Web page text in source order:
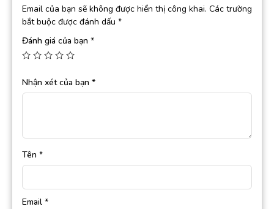
Email của bạn sẽ không được hiển thị công khai. Các trường
bắt buộc được đánh dấu *
Đánh giá của bạn *
Nhận xét của bạn *
Tên *
Email *